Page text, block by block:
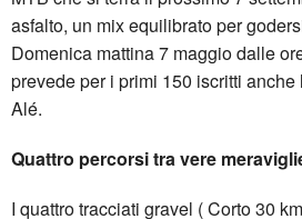
asfalto, un mix equilibrato per
Domenica mattina 7 maggio dalle
prevede per i primi 150 iscritti
Alé.
Quattro percorsi tra vere
I quattro tracciati gravel ( Corto 30